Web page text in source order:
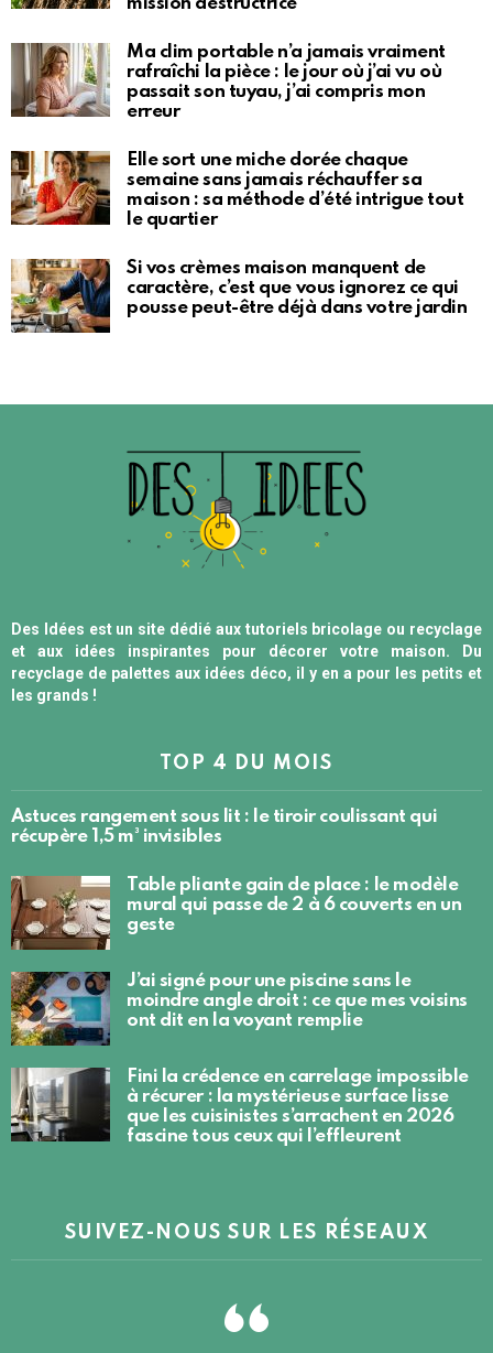
Ma clim portable n’a jamais vraiment
rafraîchi la pièce : le jour où j’ai vu où
passait son tuyau, j’ai compris mon
erreur
Elle sort une miche dorée chaque
semaine sans jamais réchauffer sa
maison : sa méthode d’été intrigue tout
le quartier
Si vos crèmes maison manquent de
caractère, c’est que vous ignorez ce qui
pousse peut-être déjà dans votre jardin
Des Idées est un site dédié aux tutoriels bricolage ou recyclage
et aux idées inspirantes pour décorer votre maison. Du
recyclage de palettes aux idées déco, il y en a pour les petits et
les grands !
TOP 4 DU MOIS
Astuces rangement sous lit : le tiroir coulissant qui
récupère 1,5 m³ invisibles
Table pliante gain de place : le modèle
mural qui passe de 2 à 6 couverts en un
geste
J’ai signé pour une piscine sans le
moindre angle droit : ce que mes voisins
ont dit en la voyant remplie
Fini la crédence en carrelage impossible
à récurer : la mystérieuse surface lisse
que les cuisinistes s’arrachent en 2026
fascine tous ceux qui l’effleurent
SUIVEZ-NOUS SUR LES RÉSEAUX